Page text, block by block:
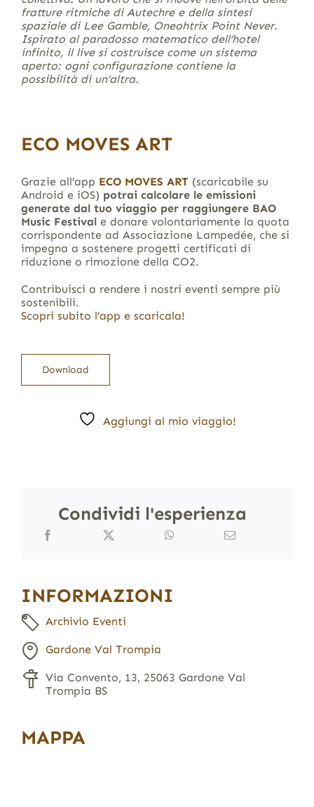
fratture ritmiche di Autechre e della sintesi
spaziale di Lee Gamble, Oneohtrix Point Never.
Ispirato al paradosso matematico dell’hotel
infinito, il live si costruisce come un sistema
aperto: ogni configurazione contiene la
possibilità di un’altra.
ECO MOVES ART
Grazie all’app ECO MOVES ART(scaricabile su
Android e iOS) potrai calcolare le emissioni
generate dal tuo viaggio per raggiungere BAO
Music Festivale donare volontariamente la quota
corrispondente ad Associazione Lampedée, che si
impegna a sostenere progetti certificati di
riduzione o rimozione della CO2.
Contribuisci a rendere i nostri eventi sempre più
sostenibili.
Scopri subito l’app e scaricala!
Download
Aggiungi al mio viaggio!
Condividi l'esperienza
INFORMAZIONI
Archivio Eventi
Gardone Val Trompia
Via Convento, 13, 25063 Gardone Val
Trompia BS
MAPPA